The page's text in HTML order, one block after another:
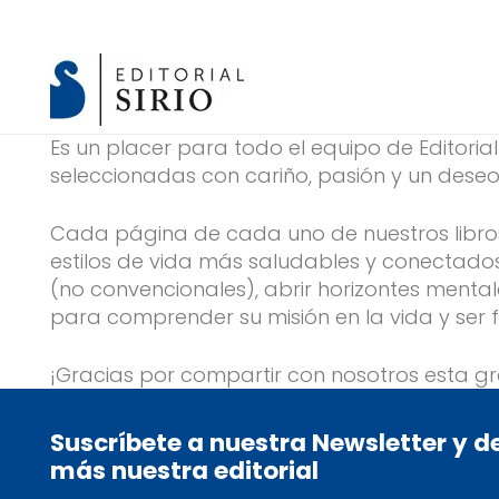
Es un placer para todo el equipo de
seleccionadas con cariño, pasión y un
Cada página de cada uno de nuestros
estilos de vida más saludables y
(no convencionales), abrir horizontes
para comprender su misión en la vida y ser
¡Gracias por compartir con nosotros esta
Suscríbete a nuestra Newsletter y
más nuestra editorial